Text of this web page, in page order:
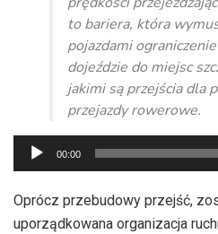
to bariera, która
pojazdami
dojeździe do miejsc
jakimi są przejścia dla
przejazdy rowerowe.
Odtwarzacz
plików
dźwiękowych
00:00
Oprócz przebudowy przejść,
uporządkowana organizacja